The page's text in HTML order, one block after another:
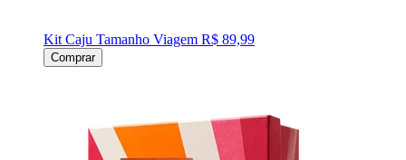
Kit Caju Tamanho Viagem R$ 89,99
Comprar